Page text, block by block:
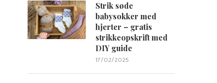
Strik søde
babysokker med
hjerter – gratis
strikkeopskrift med
DIY guide
17/02/2025